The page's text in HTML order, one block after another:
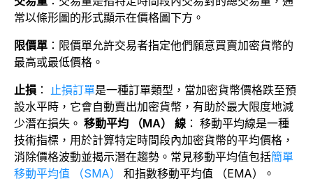
常以條形圖的形式顯示在價格圖下方。
限價單 ： 限價單允許交易者指定他們願意買賣加密貨幣的
最高或最低價格。
止損 ： 止損訂單是一種訂單類型，當加密貨幣價格跌至預
設水平時，它會自動賣出加密貨幣，有助於最大限度地減
少潛在損失。 移動平均 （MA） 線 ： 移動平均線是一種
技術指標，用於計算特定時間段內加密貨幣的平均價格，
消除價格波動並揭示潛在趨勢。常見移動平均值包括簡單
移動平均值 （SMA）
和指數移動平均值 （EMA）。